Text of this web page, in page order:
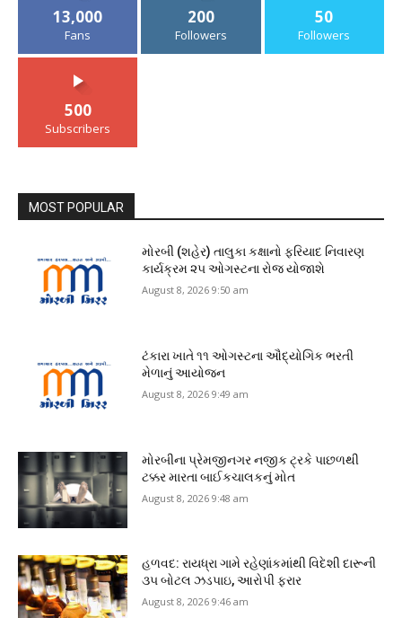
13,000
Fans
200
Followers
50
Followers
500
Subscribers
MOST POPULAR
મોરબી (શહેર) તાલુકા કક્ષાનો ફરિયાદ નિવારણ
કાર્યક્રમ ૨૫ ઓગસ્ટના રોજ યોજાશે
August 8, 2026 9:50 am
ટંકારા ખાતે ૧૧ ઓગસ્ટના ઔદ્યોગિક ભરતી
મેળાનું આયોજન
August 8, 2026 9:49 am
મોરબીના પ્રેમજીનગર નજીક ટ્રકે પાછળથી
ટક્કર મારતા બાઈકચાલકનું મોત
August 8, 2026 9:48 am
હળવદ: રાયધ્રા ગામે રહેણાંકમાંથી વિદેશી દારૂની
૩૫ બોટલ ઝડપાઇ, આરોપી ફરાર
August 8, 2026 9:46 am